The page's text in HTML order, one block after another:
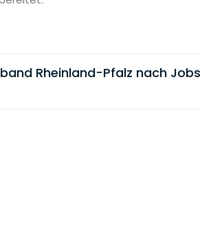
Rheinland-Pfalz nach